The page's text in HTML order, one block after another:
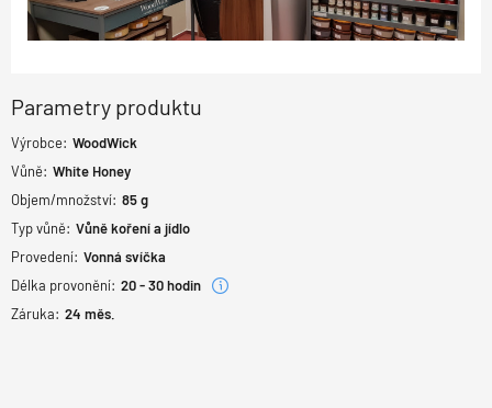
Parametry produktu
Výrobce: WoodWick
Vůně: White Honey
Objem/množství: 85 g
Typ vůně: Vůně koření a jídlo
Provedení: Vonná svíčka
Délka provonění: 20 - 30 hodin
Záruka: 24 měs.